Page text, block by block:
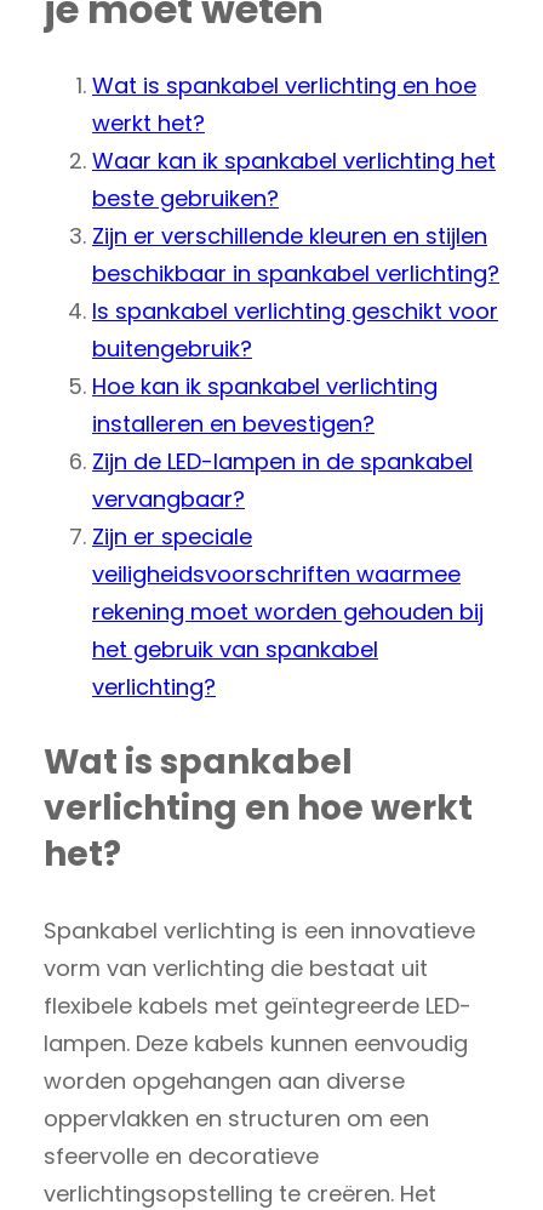
Wat is spankabel verlichting en hoe
werkt het?
Waar kan ik spankabel verlichting het
beste gebruiken?
Zijn er verschillende kleuren en stijlen
beschikbaar in spankabel verlichting?
Is spankabel verlichting geschikt voor
buitengebruik?
Hoe kan ik spankabel verlichting
installeren en bevestigen?
Zijn de LED-lampen in de spankabel
vervangbaar?
Zijn er speciale
veiligheidsvoorschriften waarmee
rekening moet worden gehouden bij
het gebruik van spankabel
verlichting?
Wat is spankabel
verlichting en hoe werkt
het?
Spankabel verlichting is een innovatieve
vorm van verlichting die bestaat uit
flexibele kabels met geïntegreerde LED-
lampen. Deze kabels kunnen eenvoudig
worden opgehangen aan diverse
oppervlakken en structuren om een
sfeervolle en decoratieve
verlichtingsopstelling te creëren. Het